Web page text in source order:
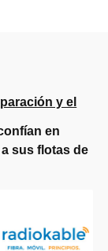
y el
en
sus flotas de